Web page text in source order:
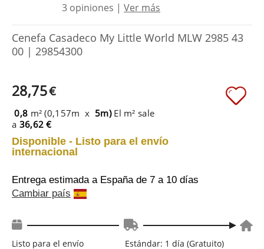
3 opiniones | Ver más
Cenefa Casadeco My Little World MLW 2985 43
00 | 29854300
28,75€
0,8 m² (0,157m x 5m) El m² sale
a 36,62 €
Disponible - Listo para el envío
internacional
Entrega estimada a España de 7 a 10 días
Cambiar país
Listo para el envío
Estándar: 1 día (Gratuito)